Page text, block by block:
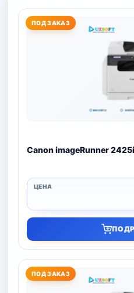
ПОД ЗАКАЗ
Canon imageRunner 2425i
ПОД ЗАКАЗ